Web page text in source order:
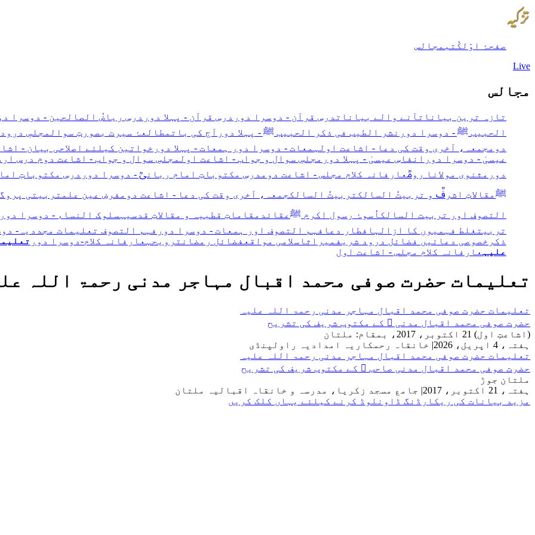
صفحۂ اوّل کُتب مجالس
Live
مجالس
تازہ ترین بیانات آنے والے بیانات درسِ قرآن - دوسرا دور درسِ قرآن - پہلا دور درسِ ریاضُ الصالحین - دوسرا
الحبیب ﷺ - دوسرا دور نشر الطیب فی ذکر الحبیب ﷺ - پہلا دور آج کی بات مطالعۂ سیرت بصورتِ سوال مجلسِ
دوم جمعہ، آخری وقت کی دعا - اشاعت اول ہمعات - دوسرا دور ہمعات - پہلا دور خواتین کیلئے اصلاحی بیان -
عیسیٰ - دوسرا دور انفاسِ عیسیٰ - پہلا دور مجلسِ سوال و جواب - اشاعت اول مجلسِ سوال و جواب - اشاعت دوم درس
دور مثنوی مولانا رومؒ عارفانہ کلام مجلس - اشاعت دوم درسِ مکتوباتِ امام ربانیؒ - دوسرا دور درسِ مکتوباتِ
ﷺمقالاتِ اشرفؒ و تربیتُ السالک تربیتُ السالک جمعہ، آخری وقت کی دعا - اشاعت دوم فرضِ عین علم تربیتی
التصوف اور تربیت السالک اُسوۂ رسول اکرم ﷺ عقائد مقاماتِ قطبیہ و مقالاتِ قدسیہ سلوک النساء - دوسرا دور
تربیت غلط فہمیوں کا ازالہ افطار دعا فہم التصوف اور ہمعات - دوسرا دور فہم التصوف تعلیمات مجددیہ-
ذکر خصوصی دعائیں فضائل درود شریف میراث اسلامی مواقع فضائل رمضان ترویحہ عارفانہ کلام-دوسرا دور
علیہ عارفانہ کلام مجلس - اشاعت اول
تعلیمات حضرت صوفی محمد اقبال مہاجر مدنی رحمۃ اللہ
تعلیمات حضرت صوفی محمد اقبال مہاجر مدنی رحمۃ اللہ علیہ
حضرت صوفی محمد اقبال مدنی ﷫ کے مکتوب شریف کی تشریح
(اشاعتِ اول) 21 اکتوبر، 2017، بمقام: ملتان
ہفتہ، 4 اپریل، 2026
| خانقاہ رحمکاریہ امدادیہ راولپنڈی
تعلیمات حضرت صوفی محمد اقبال مہاجر مدنی رحمۃ اللہ علیہ
حضرت صوفی محمد اقبال مدنی صاحب ﷫ کے مکتوب شریف کی تشریح
ملتان جوڑ
ہفتہ، 21 اکتوبر، 2017
| جامع مسجد زکریا، مدرسہ و خانقاہ اقبالیہ ملتان
مزید بیانات کی ریکارڈنگ ڈاونلوڈ کرنے کیلئے یہاں کلک کریں